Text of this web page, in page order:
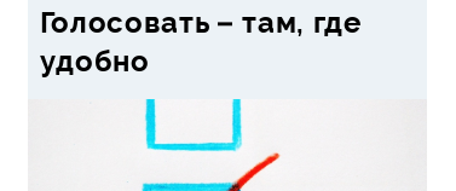
Голосовать – там, где
удобно